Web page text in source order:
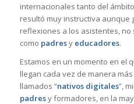
internacionales tanto del
resultó muy instructiva aunque
reflexiones a los asistentes,
como padresy educadores.
Estamos en un momento en el
llegan cada vez de manera
llamados “nativos digitales”,
padresy formadores, en la